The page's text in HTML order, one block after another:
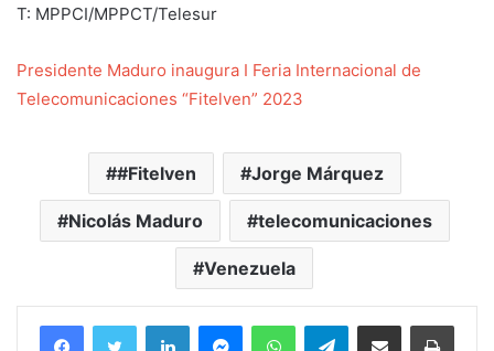
T: MPPCI/MPPCT/Telesur
Presidente Maduro inaugura I Feria Internacional de
Telecomunicaciones “Fitelven” 2023
#Fitelven Jorge Márquez
Nicolás Maduro telecomunicaciones
Venezuela
FacebookTwitter LinkedInMessengerWhatsAppTelegramCompartir por correo electrónico